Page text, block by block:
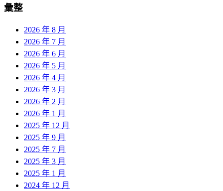
彙整
2026 年 8 月
2026 年 7 月
2026 年 6 月
2026 年 5 月
2026 年 4 月
2026 年 3 月
2026 年 2 月
2026 年 1 月
2025 年 12 月
2025 年 9 月
2025 年 7 月
2025 年 3 月
2025 年 1 月
2024 年 12 月